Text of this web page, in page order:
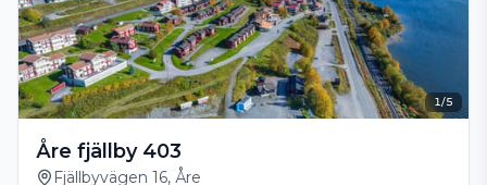
1/5
Åre fjällby 403
Fjällbyvägen 16, Åre